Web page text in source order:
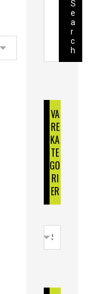
S
e
a
r
c
h
VA
RE
KA
TE
GO
RI
ER